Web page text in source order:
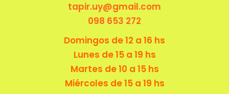
tapir.uy@gmail.com
098 653 272
Domingos de 12 a 16 hs
Lunes de 15 a 19 hs
Martes de 10 a 15 hs
Miércoles de 15 a 19 hs